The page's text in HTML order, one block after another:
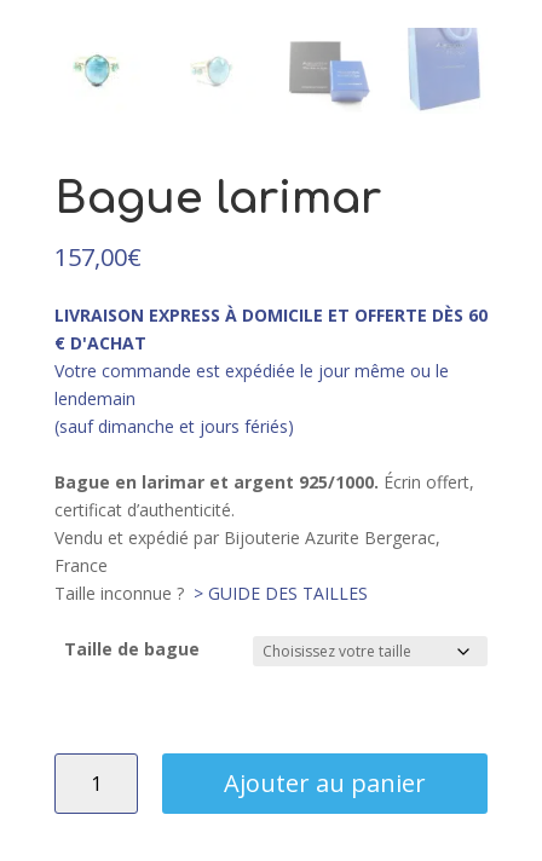
Bague larimar
157,00€
LIVRAISON EXPRESS À DOMICILE ET OFFERTE DÈS 60
€ D'ACHAT
Votre commande est expédiée le jour même ou le
lendemain
(sauf dimanche et jours fériés)
Bague en larimar et argent 925/1000. Écrin offert,
certificat d’authenticité.
Vendu et expédié par Bijouterie Azurite Bergerac,
France
Taille inconnue ? > GUIDE DES TAILLES
Taille de bague
Ajouter au panier